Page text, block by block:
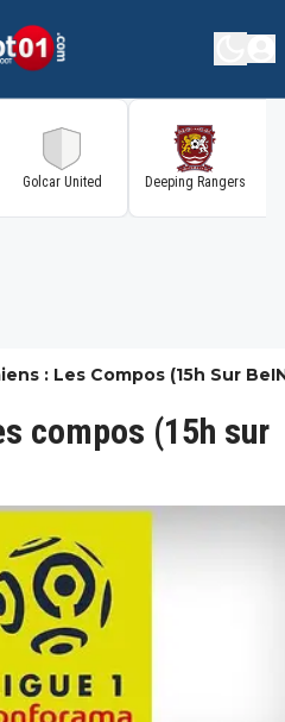
Golcar United Deeping Rangers
: Les Compos (15h Sur
compos (15h sur